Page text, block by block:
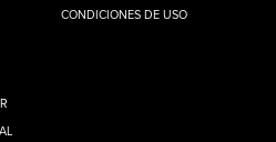
CONDICIONES DE USO